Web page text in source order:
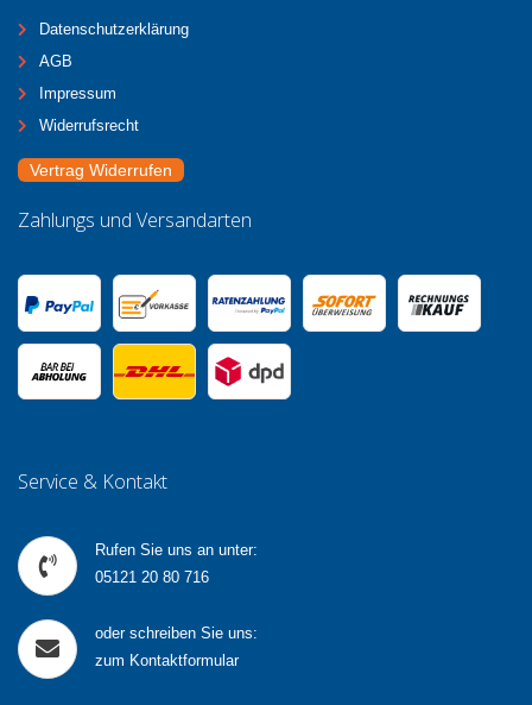
Datenschutzerklärung
AGB
Impressum
Widerrufsrecht
Vertrag Widerrufen
Zahlungs und Versandarten
Service & Kontakt
Rufen Sie uns an unter:
05121 20 80 716
oder schreiben Sie uns:
zum Kontaktformular